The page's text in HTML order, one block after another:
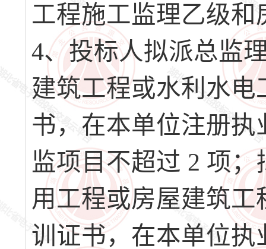
工程施工监理乙级
4、投标人拟派总监
建筑工程或水利水
书，在本单位注册
监项目不超过 2 项
用工程或房屋建筑
训证书，在本单位